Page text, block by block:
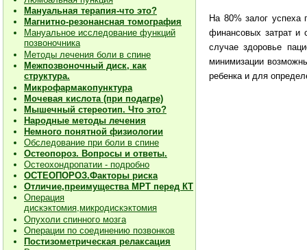
Мануальная терапия-что это?
Магнитно-резонансная томография
Мануальное исследование функций
позвоночника
Методы лечения боли в спине
Межпозвоночный диск, как
структура.
Микрофармакопунктура
Мочевая кислота (при подагре)
Мышечный стереотип. Что это?
Народные методы лечения
Немного понятной физиологии
Обследование при боли в спине
Остеопороз. Вопросы и ответы.
Остеохондропатии - подробно
ОСТЕОПОРОЗ.Факторы риска
Отличие,преимущества МРТ перед КТ
Операция
дискэктомия,микродискэктомия
Опухоли спинного мозга
Операции по соединению позвонков
Постизометрическая релаксация
На 80% залог успеха
финансовых затрат и
случае здоровье
минимизации
ребенка и для